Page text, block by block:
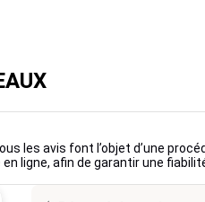
les avis font l’objet d’une
ligne, afin de garantir une